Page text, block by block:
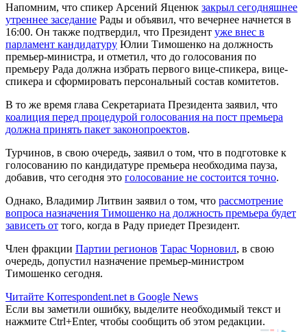
Напомним, что спикер Арсений Яценюк закрыл сегодняшнее
утреннее заседание Рады и объявил, что вечернее начнется в
16:00. Он также подтвердил, что Президент уже внес в
парламент кандидатуру Юлии Тимошенко на должность
премьер-министра, и отметил, что до голосования по
премьеру Рада должна избрать первого вице-спикера, вице-
спикера и сформировать персональный состав комитетов.
В то же время глава Секретариата Президента заявил, что
коалиция перед процедурой голосования на пост премьера
должна принять пакет законопроектов.
Турчинов, в свою очередь, заявил о том, что в подготовке к
голосованию по кандидатуре премьера необходима пауза,
добавив, что сегодня это голосование не состоится точно.
Однако, Владимир Литвин заявил о том, что рассмотрение
вопроса назначения Тимошенко на должность премьера будет
зависеть от того, когда в Раду приедет Президент.
Член фракции Партии регионов Тарас Чорновил, в свою
очередь, допустил назначение премьер-министром
Тимошенкo сегодня.
Читайте Korrespondent.net в Google News
Если вы заметили ошибку, выделите необходимый текст и
нажмите Ctrl+Enter, чтобы сообщить об этом редакции.